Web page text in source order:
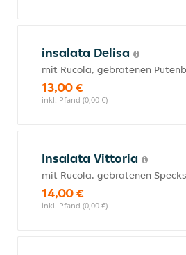
insalata Delisa
mit Rucola, gebratenen
13,00 €
inkl. Pfand (0,00 €)
Insalata Vittoria
mit Rucola, gebratenen
14,00 €
inkl. Pfand (0,00 €)